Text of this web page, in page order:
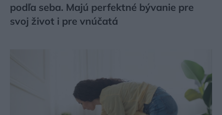
podľa seba. Majú perfektné bývanie pre
svoj život i pre vnúčatá